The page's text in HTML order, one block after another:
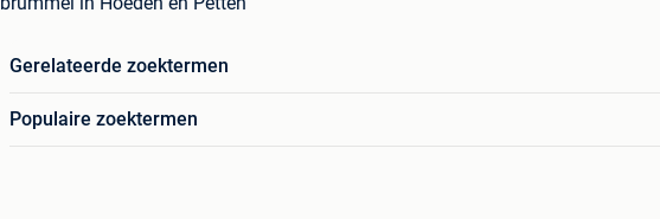
Gerelateerde zoektermen
Populaire zoektermen